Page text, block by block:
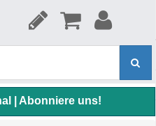
| Abonniere uns!